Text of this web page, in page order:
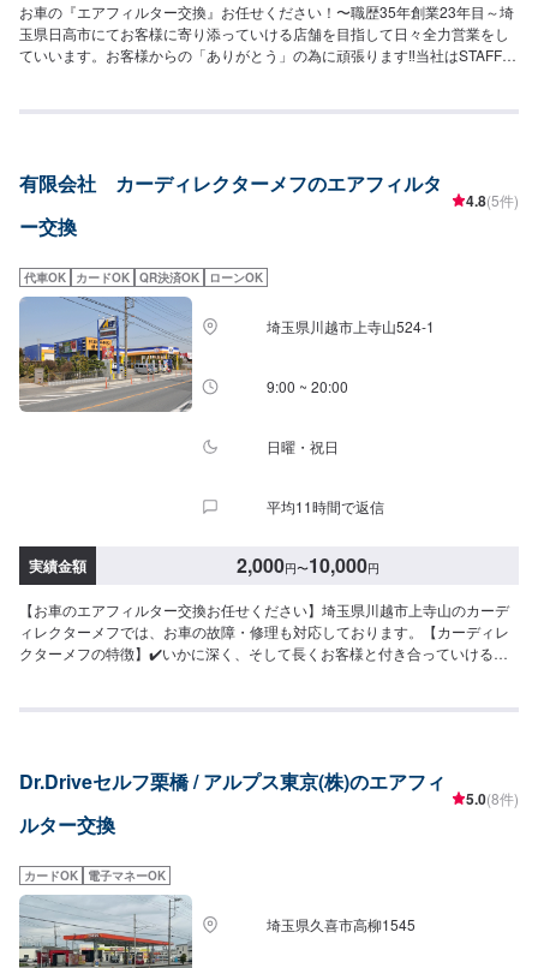
お車の『エアフィルター交換』お任せください！〜職歴35年創業23年目～埼
玉県日高市にてお客様に寄り添っていける店舗を目指して日々全力営業をし
ていいます。お客様からの「ありがとう」の為に頑張ります‼当社はSTAFF一
望のお客様は車種情報・車検証・パーツの詳細をオファー送信時にお送りく
自費修理、整備に限り代車の貸し出しを無料で行っております。有償でのレ
ンタル貸出も行っております。お気軽にご相談下さい。※代車の燃料代はお客
様にご負担いただいております。<定休日・営業時間>定休日：月曜日営業時
有限会社 カーディレクターメフのエアフィルタ
ー交換
4.8(5件)
代車OK カードOK QR決済OK ローンOK
埼玉県川越市上寺山524-1
9:00 ~ 20:00
日曜・祝日
平均11時間で返信
実績金額 2,000円〜10,000円
【お車のエアフィルター交換お任せください】埼玉県川越市上寺山のカーデ
ィレクターメフでは、お車の故障・修理も対応しております。【カーディレ
クターメフの特徴】✔️いかに深く、そして長くお客様と付き合っていけるか
込み・ご購入も可能です。ご希望のお客様は車種情報と、持ち込み・ご購入
日】営業時間:9:00〜20:00定休日
Dr.Driveセルフ栗橋 / アルプス東京(株)のエアフィ
ルター交換
5.0(8件)
カードOK 電子マネーOK
埼玉県久喜市高柳1545